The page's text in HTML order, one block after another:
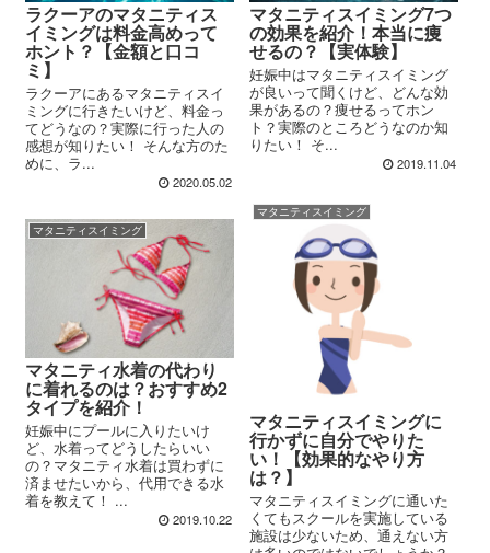
ラクーアのマタニティス
イミングは料金高めって
ホント？【金額と口コ
ミ】
ラクーアにあるマタニティスイ
ミングに行きたいけど、料金っ
てどうなの？実際に行った人の
感想が知りたい！ そんな方のた
めに、ラ...
2020.05.02
マタニティスイミング7つ
の効果を紹介！本当に痩
せるの？【実体験】
妊娠中はマタニティスイミング
が良いって聞くけど、どんな効
果があるの？痩せるってホン
ト？実際のところどうなのか知
りたい！ そ...
2019.11.04
マタニティスイミング
マタニティスイミングに
行かずに自分でやりた
い！【効果的なやり方
は？】
マタニティスイミングに通いた
くてもスクールを実施している
施設は少ないため、通えない方
マタニティスイミング
マタニティ水着の代わり
に着れるのは？おすすめ2
タイプを紹介！
妊娠中にプールに入りたいけ
ど、水着ってどうしたらいい
の？マタニティ水着は買わずに
済ませたいから、代用できる水
着を教えて！ ...
2019.10.22